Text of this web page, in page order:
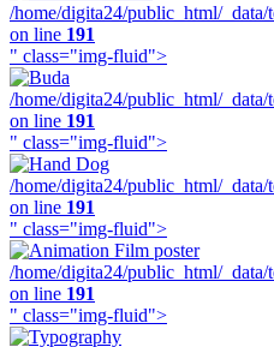
/home/digita24/public_html/
on line 191
" class="img-fluid">
/home/digita24/public_html/
on line 191
" class="img-fluid">
/home/digita24/public_html/
on line 191
" class="img-fluid">
/home/digita24/public_html/
on line 191
" class="img-fluid">